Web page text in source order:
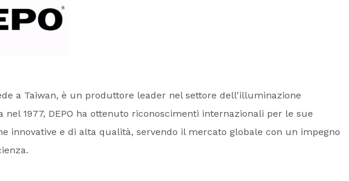
a Taiwan, è un produttore leader nel settore dell'illuminazione
nel 1977, DEPO ha ottenuto riconoscimenti internazionali per le sue
innovative e di alta qualità, servendo il mercato globale con un impegno